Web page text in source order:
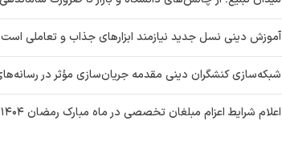
آموزش دینی نسل جدید نیازمند ابزارهای جذاب و تعاملی است
شبکه‌سازی کنشگران دینی مقدمه جریان‌سازی مؤثر در
اعلام شرایط اعزام مبلغان تخصصی در ماه مبارک رمضان ۱۴۰۴